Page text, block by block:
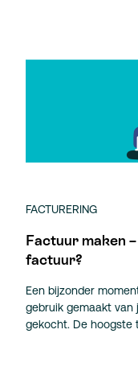
FACTURERING
Factuur maken
factuur?
Een bijzonder
gebruik gemaakt
gekocht. De hoogste